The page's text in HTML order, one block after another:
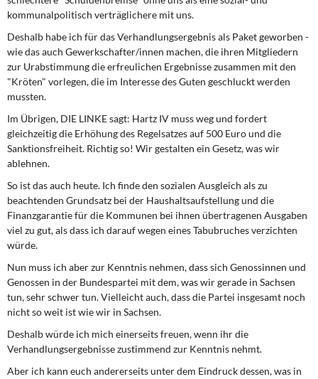
kommunalpolitisch verträglichere mit uns.
Deshalb habe ich für das Verhandlungsergebnis als Paket geworben -
wie das auch Gewerkschafter/innen machen, die ihren Mitgliedern
zur Urabstimmung die erfreulichen Ergebnisse zusammen mit den
"Kröten" vorlegen, die im Interesse des Guten geschluckt werden
mussten.
Im Übrigen, DIE LINKE sagt: Hartz IV muss weg und fordert
gleichzeitig die Erhöhung des Regelsatzes auf 500 Euro und die
Sanktionsfreiheit. Richtig so! Wir gestalten ein Gesetz, was wir
ablehnen.
So ist das auch heute. Ich finde den sozialen Ausgleich als zu
beachtenden Grundsatz bei der Haushaltsaufstellung und die
Finanzgarantie für die Kommunen bei ihnen übertragenen Ausgaben
viel zu gut, als dass ich darauf wegen eines Tabubruches verzichten
würde.
Nun muss ich aber zur Kenntnis nehmen, dass sich Genossinnen und
Genossen in der Bundespartei mit dem, was wir gerade in Sachsen
tun, sehr schwer tun. Vielleicht auch, dass die Partei insgesamt noch
nicht so weit ist wie wir in Sachsen.
Deshalb würde ich mich einerseits freuen, wenn ihr die
Verhandlungsergebnisse zustimmend zur Kenntnis nehmt.
Aber ich kann euch andererseits unter dem Eindruck dessen, was in